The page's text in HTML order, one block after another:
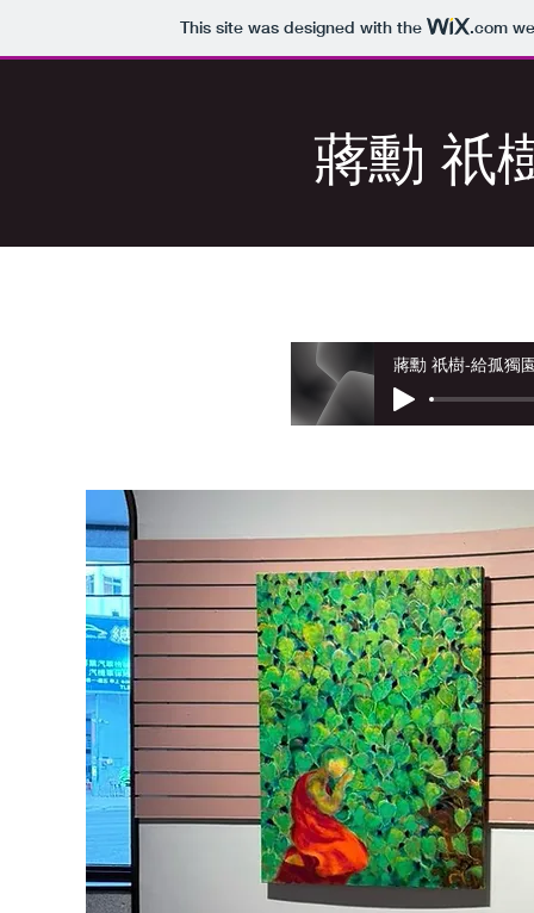
This site was designed with the .com
蔣勳 祇
蔣勳 祇樹-給孤獨